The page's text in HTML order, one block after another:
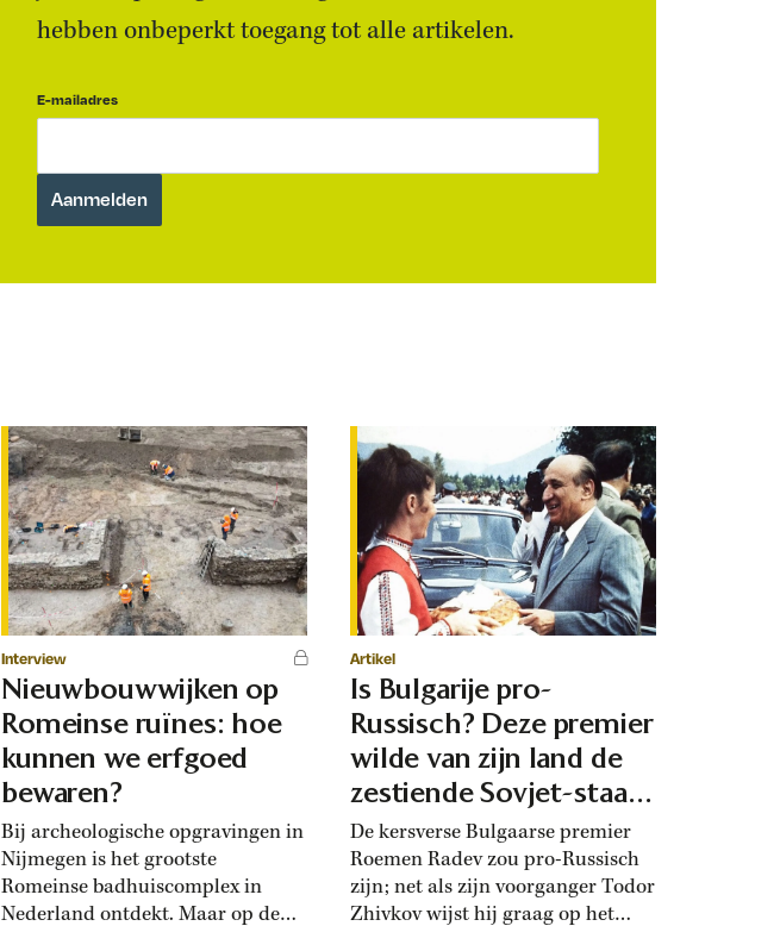
hebben onbeperkt toegang tot alle artikelen.
E-mailadres
Interview
Nieuwbouwwijken op
Romeinse ruïnes: hoe
kunnen we erfgoed
bewaren?
Bij archeologische opgravingen in
Nijmegen is het grootste
Romeinse badhuiscomplex in
Nederland ontdekt. Maar op de
Artikel
Is Bulgarije pro-
Russisch? Deze premier
wilde van zijn land de
zestiende Sovjet-staat
maken
De kersverse Bulgaarse premier
Roemen Radev zou pro-Russisch
zijn; net als zijn voorganger Todor
Zhivkov wijst hij graag op het